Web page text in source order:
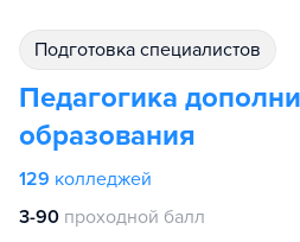
подготовка специалистов
Педагогика
образования
129 колледжей
3-90 проходной балл